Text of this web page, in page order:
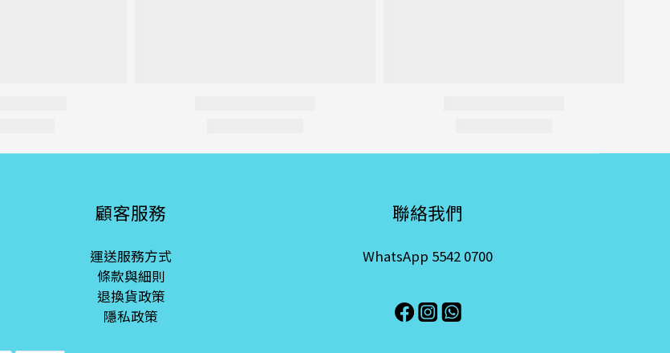
顧客服務
運送服務方式
條款與細則
退換貨政策
隱私政策
聯絡我們
WhatsApp 5542 0700